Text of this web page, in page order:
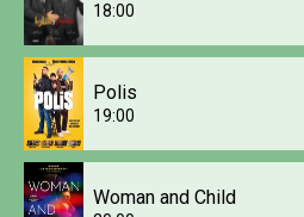
18:00
Polis
19:00
Woman and Child